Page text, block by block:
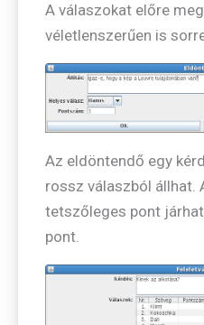
A válaszokat előre
véletlenszerűen is
Az eldöntendő egy
rossz válaszból állhat.
tetszőleges pont
pont.